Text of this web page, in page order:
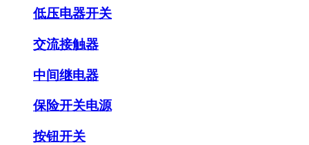
低压电器开关
交流接触器
中间继电器
保险开关电源
按钮开关